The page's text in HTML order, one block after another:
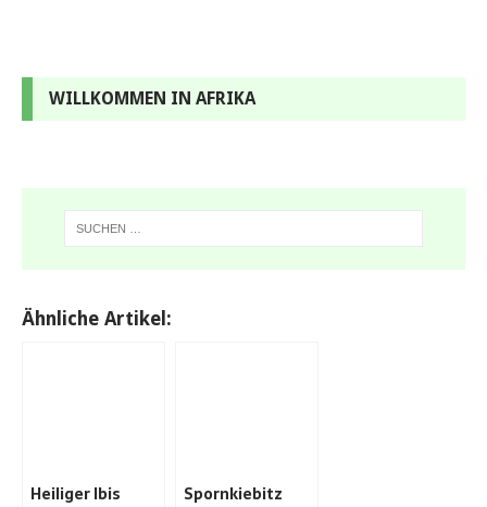
WILLKOMMEN IN AFRIKA
Ähnliche Artikel:
Heiliger Ibis Spornkiebitz